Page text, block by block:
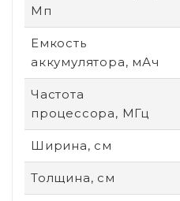
Мп
Емкость
аккумулятора, мАч
Частота
процессора, МГц
Ширина, см
Толщина, см